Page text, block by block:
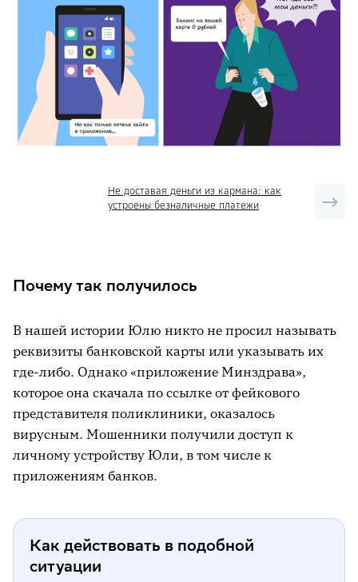
Не доставая деньги из кармана: как
устроены безналичные платежи
Почему так получилось
В нашей истории Юлю никто не просил называть
реквизиты банковской карты или указывать их
где-либо. Однако «приложение Минздрава»,
которое она скачала по ссылке от фейкового
представителя поликлиники, оказалось
вирусным. Мошенники получили доступ к
личному устройству Юли, в том числе к
приложениям банков.
Как действовать в подобной
ситуации